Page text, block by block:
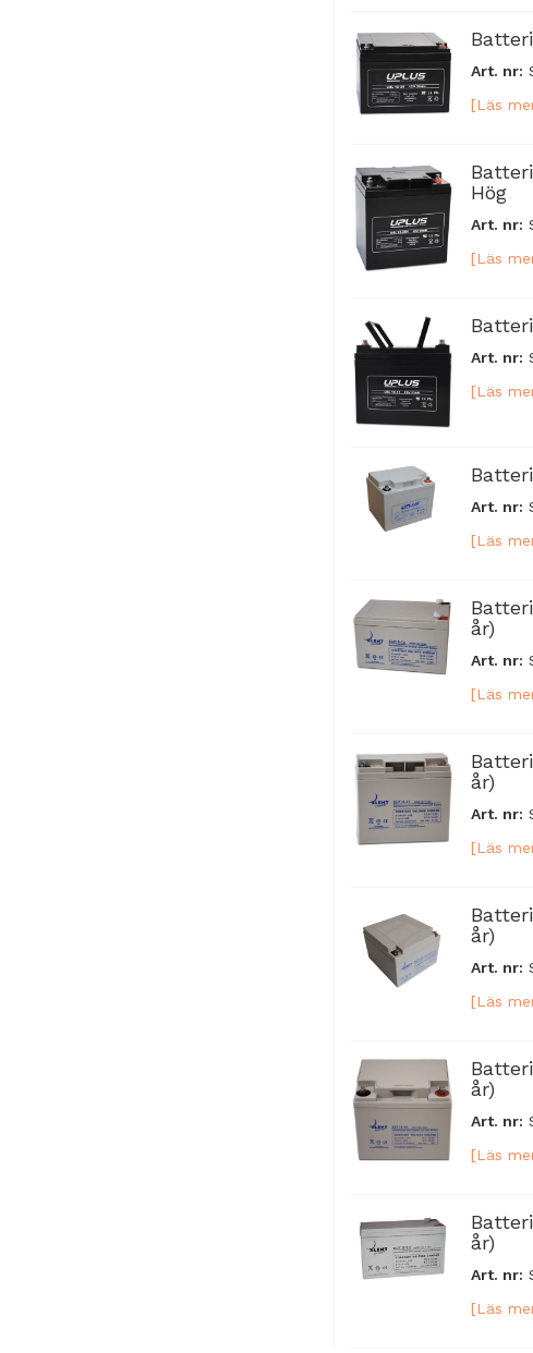
Art. nr:
[Läs
Hög
Art. nr:
[Läs
Art. nr:
[Läs
Art. nr:
[Läs
år)
Art. nr:
[Läs
år)
Art. nr:
[Läs
år)
Art. nr:
[Läs
år)
Art. nr:
[Läs
år)
Art. nr:
[Läs